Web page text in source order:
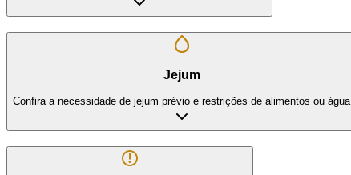
Jejum
Confira a necessidade de jejum prévio e restrições de alimentos ou água